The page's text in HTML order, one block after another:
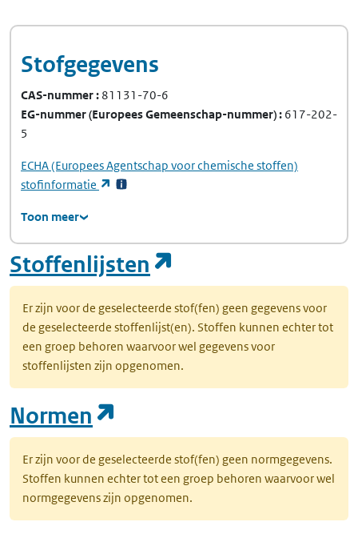
Stofgegevens
CAS-nummer 81131-70-6
EG-nummer(Europees Gemeenschap-nummer) 617-202-
5
ECHA(Europees Agentschap voor chemische stoffen)
stofinformatie
(opent in een nieuw tabblad)
Toon meer
Stoffenlijsten
Er zijn voor de geselecteerde stof(fen) geen gegevens voor
de geselecteerde stoffenlijst(en). Stoffen kunnen echter tot
een groep behoren waarvoor wel gegevens voor
stoffenlijsten zijn opgenomen.
Normen
Er zijn voor de geselecteerde stof(fen) geen normgegevens.
Stoffen kunnen echter tot een groep behoren waarvoor wel
normgegevens zijn opgenomen.